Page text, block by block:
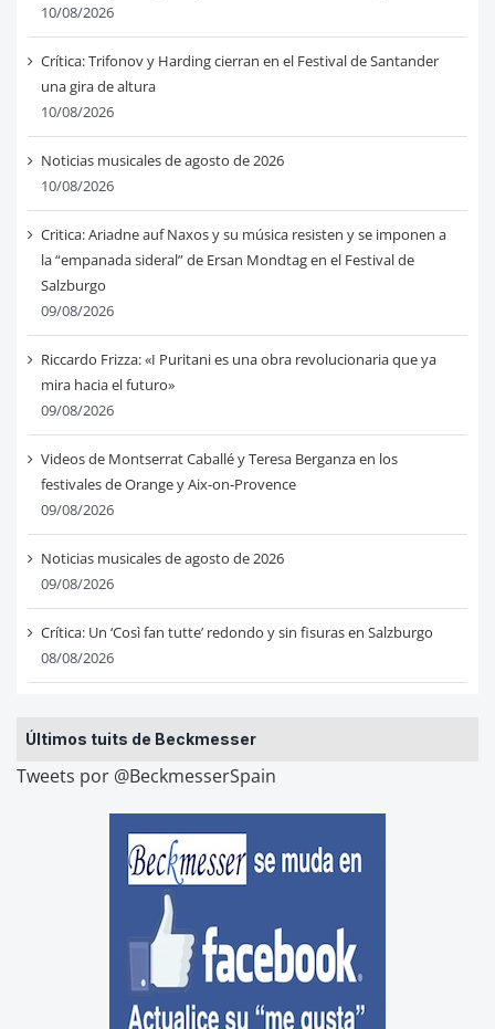
10/08/2026
Crítica: Trifonov y Harding cierran en el Festival de Santander
una gira de altura
10/08/2026
Noticias musicales de agosto de 2026
10/08/2026
Critica: Ariadne auf Naxos y su música resisten y se imponen a
la “empanada sideral” de Ersan Mondtag en el Festival de
Salzburgo
09/08/2026
Riccardo Frizza: «I Puritani es una obra revolucionaria que ya
mira hacia el futuro»
09/08/2026
Videos de Montserrat Caballé y Teresa Berganza en los
festivales de Orange y Aix-on-Provence
09/08/2026
Noticias musicales de agosto de 2026
09/08/2026
Crítica: Un ‘Così fan tutte’ redondo y sin fisuras en Salzburgo
08/08/2026
Últimos tuits de Beckmesser
Tweets por @BeckmesserSpain